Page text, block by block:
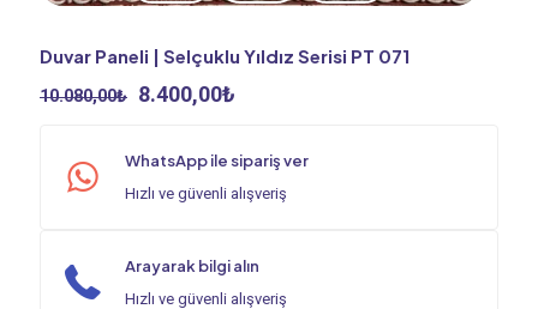
Duvar Paneli | Selçuklu Yıldız Serisi PT 071
10.080,00₺ Orijinal
8.400,00₺
8.400,00₺.
WhatsApp ile sipariş ver
Hızlı ve güvenli alışveriş
Arayarak bilgi alın
Hızlı ve güvenli alışveriş